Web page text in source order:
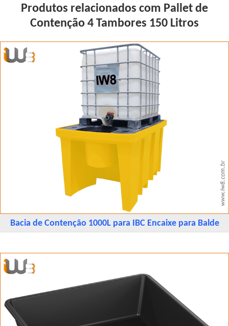
Produtos relacionados com Pallet de
Contenção 4 Tambores 150 Litros
Bacia de Contenção 1000L para IBC Encaixe para Balde